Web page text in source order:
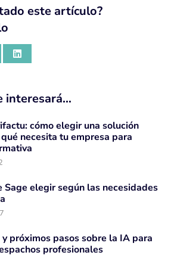
este artículo?
interesará…
cómo elegir una solución
necesita tu empresa para
Sage elegir según las necesidades
próximos pasos sobre la IA para
profesionales